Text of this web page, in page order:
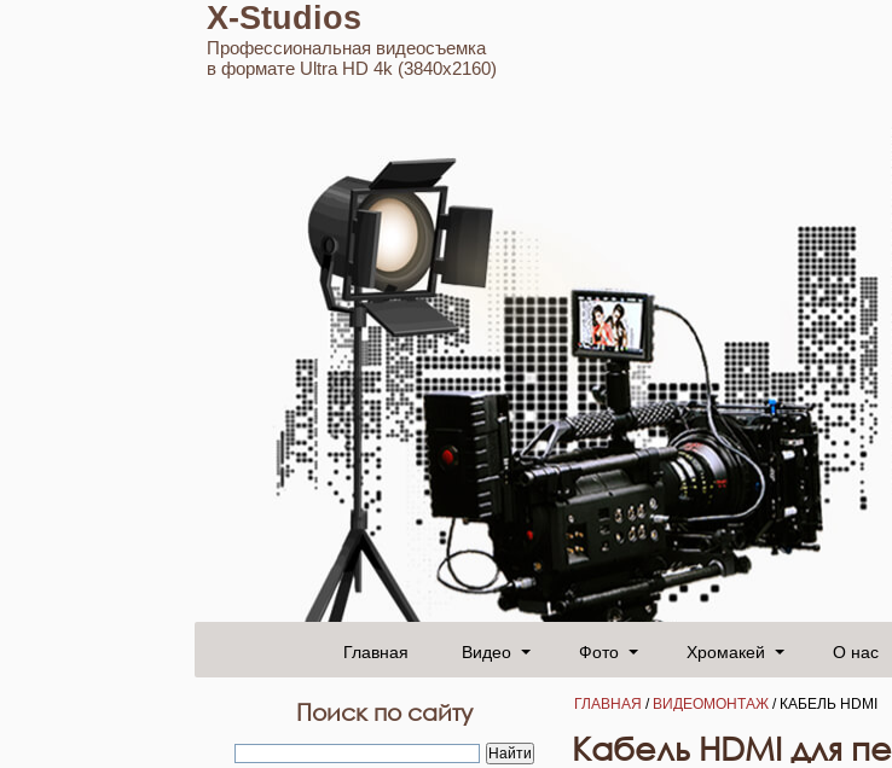
X-Studios
Профессиональная видеосъемка
в формате Ultra HD 4k (3840x2160)
Главная Видео Фото Хромакей О нас
ГЛАВНАЯ / ВИДЕОМОНТАЖ / КАБЕЛЬ HDMI
Кабель HDMI для
Поиск по сайту